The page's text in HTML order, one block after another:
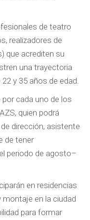
de teatro
realizadores de
que acrediten su
una trayectoria
y 35 años de edad.
cada uno de los
quien podrá
dirección, asistente
de tener
periodo de agosto–
en residencias
en la ciudad
para formar